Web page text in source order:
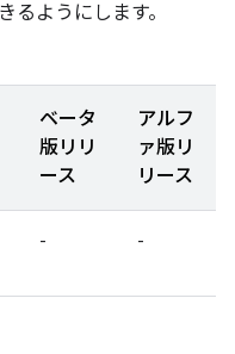
るようにします。
ベータ
版リリ
ース
アルフ
ァ版リ
リース
- -